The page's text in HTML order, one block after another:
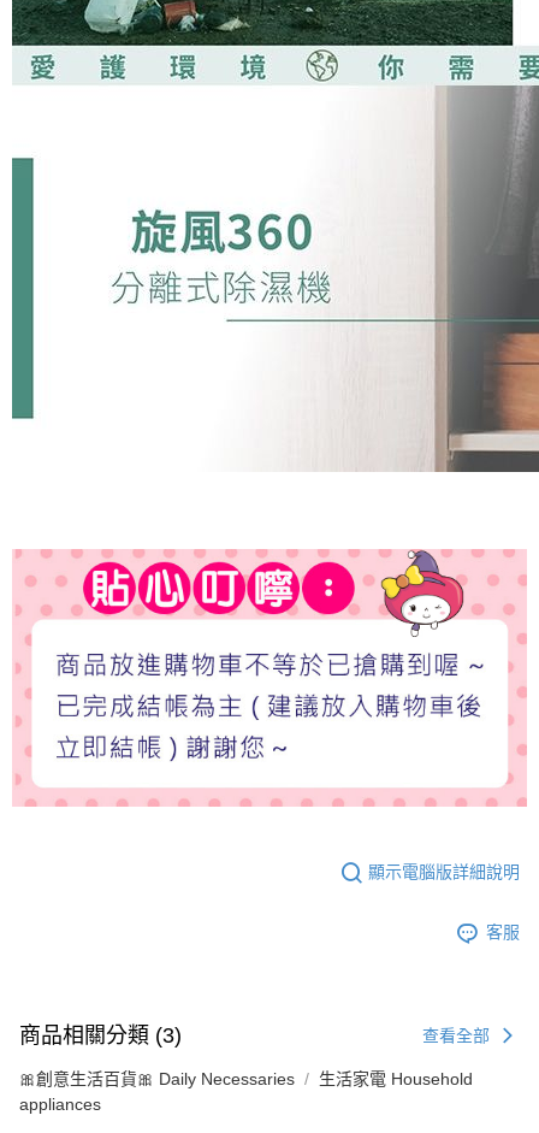
顯示電腦版詳細說明
客服
商品相關分類 (3) 查看全部
🎀創意生活百貨🎀 Daily Necessaries
生活家電 Household
appliances